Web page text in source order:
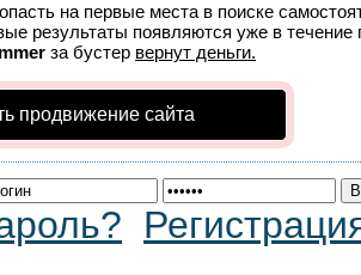
на первые места в поиске
результаты появляются уже в
за бустер вернут деньги.
продвижение сайта